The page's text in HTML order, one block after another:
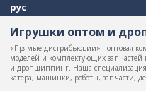
рус
Игрушки оптом и
«Прямые дистрибьюции» - оптовая
моделей и комплектующих
и дропшиппинг. Наша специализация
катера, машинки, роботы, запчасти,